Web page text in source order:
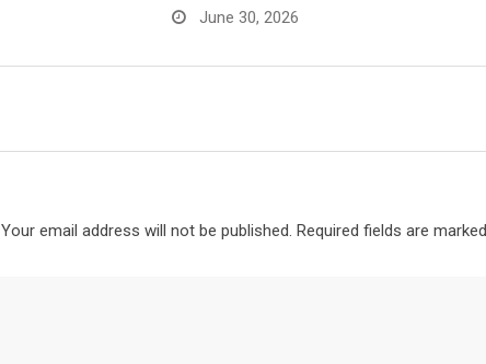
June 30, 2026
Your email address will not be published. Required fields are marked